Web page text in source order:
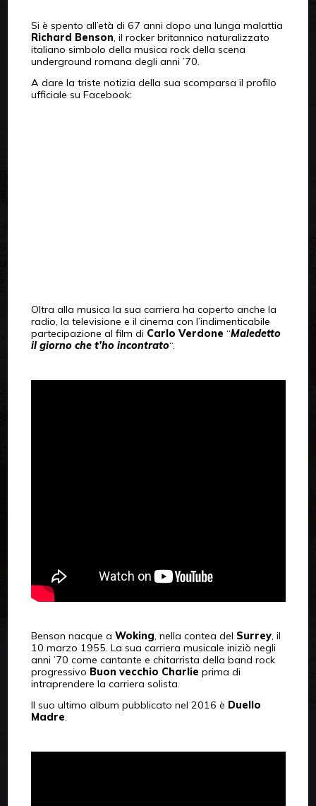
Si è spento all’età di 67 anni dopo una lunga malattia
Richard Benson, il rocker britannico naturalizzato
italiano simbolo della musica rock della scena
underground romana degli anni ’70.
A dare la triste notizia della sua scomparsa il profilo
ufficiale su Facebook:
Oltra alla musica la sua carriera ha coperto anche la
radio, la televisione e il cinema con l’indimenticabile
partecipazione al film di Carlo Verdone “Maledetto
il giorno che t’ho incontrato“.
Benson nacque a Woking, nella contea del Surrey, il
10 marzo 1955. La sua carriera musicale iniziò negli
anni ’70 come cantante e chitarrista della band rock
progressivo Buon vecchio Charlie prima di
intraprendere la carriera solista.
Il suo ultimo album pubblicato nel 2016 è Duello
Madre.